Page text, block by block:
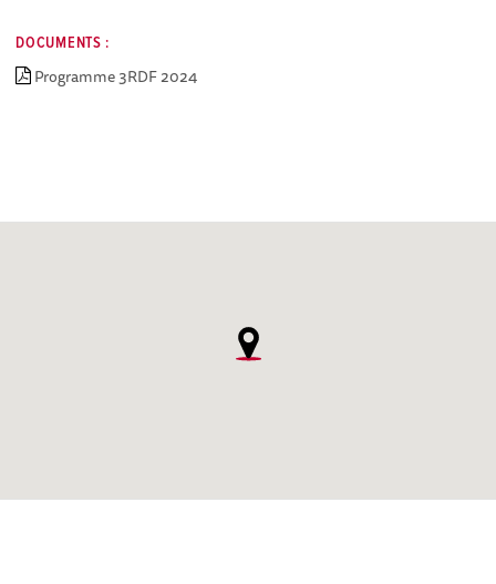
DOCUMENTS :
Programme 3RDF 2024